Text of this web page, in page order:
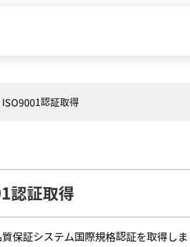
ISO9001認証取得
認証取得
保証システム国際規格認証を取得しま